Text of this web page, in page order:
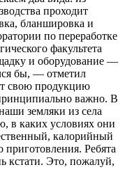
проходит
бланшировка и
по переработке
факультета
и оборудование —
бы, — отметил
свою продукцию
важно. В
земляки из села
в каких условиях они
калорийный
приготовления. Ребята
кстати. Это, пожалуй,